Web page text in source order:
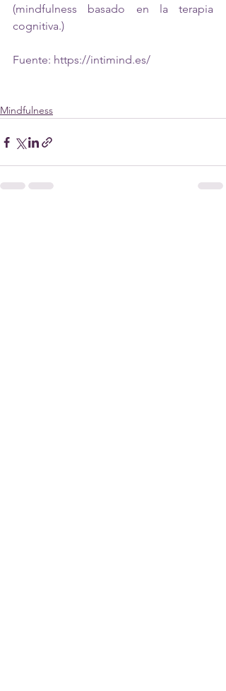
(mindfulness basado en la terapia
cognitiva.)
Fuente: https://intimind.es/
Mindfulness